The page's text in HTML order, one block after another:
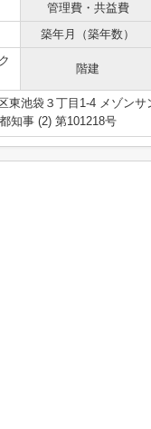
管理費・共益費
築年月（築年数）
階建
東池袋３丁目1-4 メゾンサ
知事 (2) 第101218号